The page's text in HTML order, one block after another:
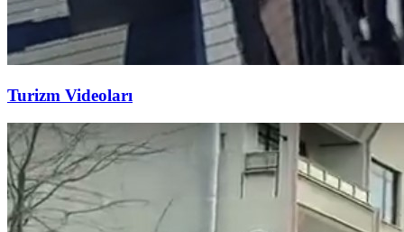
Turizm Videoları